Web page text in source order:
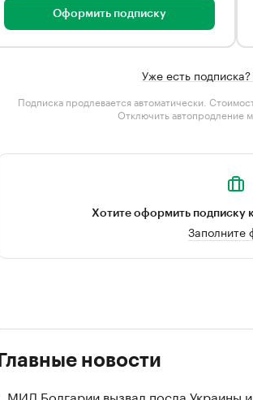
Оформить подписку
Уже есть
Подписка продлевается автоматически.
Отключить автопродление
Хотите оформить подписку
Заполните
Главные новости
МИД Болгарии вызвал посла Украины